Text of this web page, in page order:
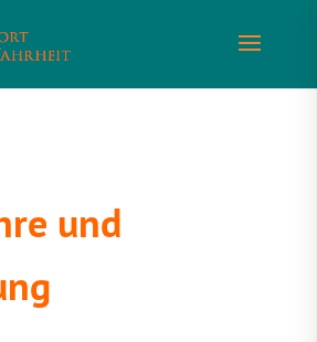
und